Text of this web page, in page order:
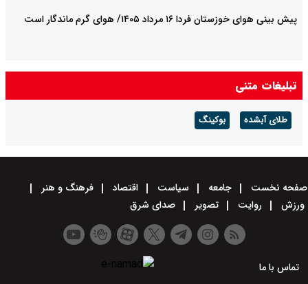
پیش بینی هوای خوزستان فردا ۱۶ مرداد ۱۴۰۵/ هوای گرم ماندگار است
تبلیغات متنی
طلای آبشده بوکینگ
صفحه نخست جامعه سیاست اقتصاد
فرهنگ و هنر
ورزش
روایت تصویر صدای شرق
تماس با ما